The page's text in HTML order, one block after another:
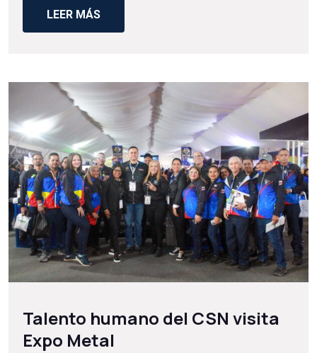
LEER MÁS
Talento humano del CSN visita
Expo Metal